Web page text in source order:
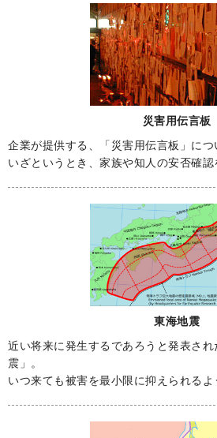
災害用伝言板
企業が提供する、「災害用伝言板」につ
いざというとき、家族や知人の安否確認
東海地震
近い将来に発生するであろうと発表さ
震」。
いつ来ても被害を最小限に抑えられるよ